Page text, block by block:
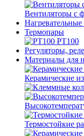
Вентиляторы с
Термопары
PT100
Регуляторы, реле
Материалы для
Керамические
Термостойкие